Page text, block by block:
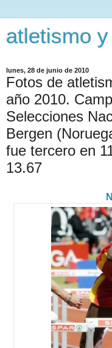
atletismo
lunes, 28 de junio de 2010
Fotos de
año 2010.
Selecciones
Bergen
fue tercero en
13.67